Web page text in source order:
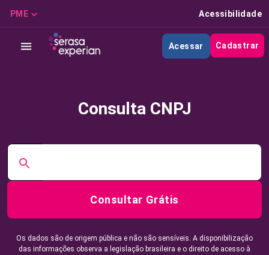
PME Acessibilidade
Acessar Cadastrar
Consulta CNPJ
Consultar Grátis
Os dados são de origem pública e não são sensíveis. A disponibilização
das informações observa a legislação brasileira e o direito de acesso à